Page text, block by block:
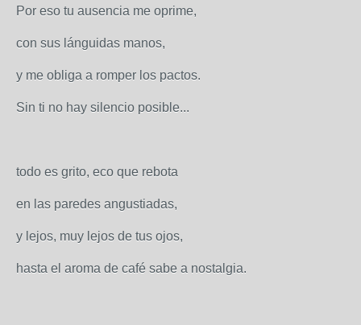
Por eso tu ausencia me oprime,
con sus lánguidas manos,
y me obliga a romper los pactos.
Sin ti no hay silencio posible...
todo es grito, eco que rebota
en las paredes angustiadas,
y lejos, muy lejos de tus ojos,
hasta el aroma de café sabe a nostalgia.